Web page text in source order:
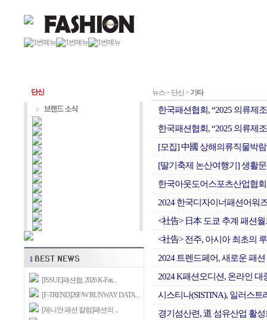
단신
[ISSUE]패션협, 2026 K-Fas...
[F-TREND]26F/W RUNWAY DATA...
[제니안 패션 칼럼]패션의 ...
뉴스 > 단신 > 기타
한국패션협회, “2025 의류제
한국패션협회, “2025 의류제
[모집] 中國 상해의류직물박
[딸기축제 논산여행기] 생활
한국아웃도어스포츠산업협
2024 한국디자이너패션어워
<社告> 日本 도쿄 추계 패션
<社告> 전주, 아시아 최초의
2024 트렌드페어, 새로운 패
2024 K패션오디션, 온라인
시스티나(SISTINA), 일러스
경기섬산련, 道 섬유산업 활